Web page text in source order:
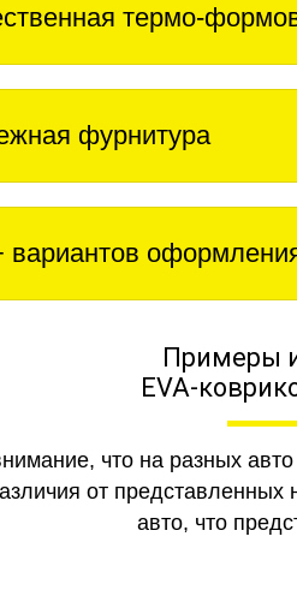
термо-
фурнитура
вариантов
Примеры
EVA-
что на разных
от
авто, что